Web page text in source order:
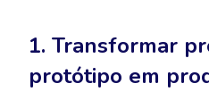
1. Transformar
protótipo em